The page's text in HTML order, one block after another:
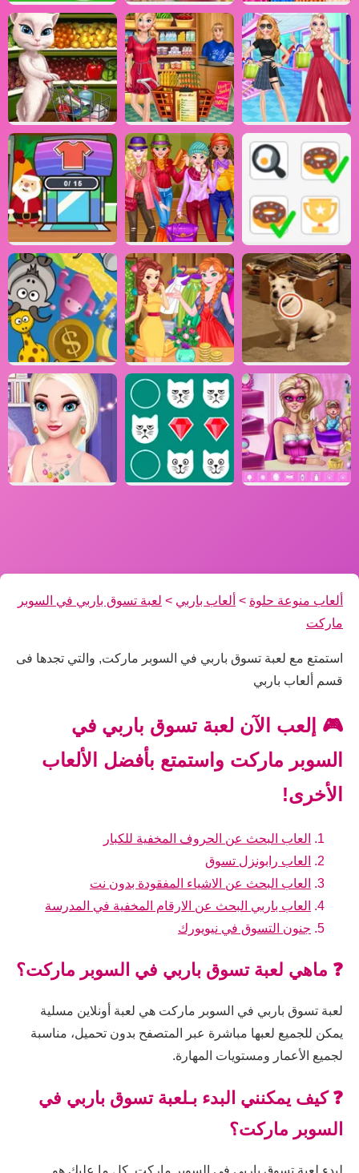
ألعاب منوعة حلوة > ألعاب باربي > لعبة تسوق باربي في السوبر
ماركت
استمتع مع لعبة تسوق باربي في السوبر ماركت, والتي تجدها فى
قسم ألعاب باربي
🎮 إلعب الآن لعبة تسوق باربي في
السوبر ماركت واستمتع بأفضل الألعاب
الأخرى!
العاب البحث عن الحروف المخفية للكبار
العاب رابونزل تسوق
العاب البحث عن الاشياء المفقودة بدون نت
العاب باربي البحث عن الارقام المخفية في المدرسة
جنون التسوق في نيويورك
❓ ماهي لعبة تسوق باربي في السوبر ماركت؟
لعبة تسوق باربي في السوبر ماركت هي لعبة أونلاين مسلية
يمكن للجميع لعبها مباشرة عبر المتصفح بدون تحميل، مناسبة
لجميع الأعمار ومستويات المهارة.
❓ كيف يمكنني البدء بـلعبة تسوق باربي في
السوبر ماركت؟
لبدء لعبة تسوق باربي في السوبر ماركت, كل ما عليك هو